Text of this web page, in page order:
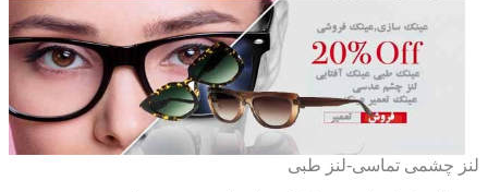
لنز چشمی تماسی-لنز طبی